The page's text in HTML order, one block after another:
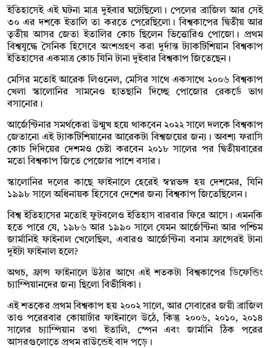
ইতিহাসেই এই ঘটনা মাত্র দুইবার ঘটেছিলো। পেলের ব্রাজিল আর সেই
৩০ এর দশকে ইতালি তা করতে পেরেছিলো। বিশ্বকাপের দ্বিতীয় আর
তৃতীয় আসর জেতা ইতালির কোচ ছিলেন ভিত্তোরিও পোজো। প্রথম
বিশ্বযুদ্ধে সৈনিক হিসেবে অংশগ্রহণ করা দুর্দান্ত ট্যাকটিশিয়ান বিশ্বকাপ
ইতিহাসের একমাত্র কোচ যিনি টানা দুইবার বিশ্বকাপ জিতেছেন।
মেসির মতোই আরেক লিওনেল, মেসির সাথে একসাথে ২০০৬ বিশ্বকাপ
খেলা স্কালোনির সামনেও হাতছানি দিচ্ছে পোজোর রেকর্ডে ভাগ
বসানোর।
আর্জেন্টিনার সমর্থকেরা উন্মুখ হয়ে থাকবেন ২০২২ সালে দলকে বিশ্বকাপ
জেতানো এই ট্যাকটিশিয়ানের আরেকটা বিশ্বজয়ের জন্য। অবশ্য ফরাসি
কোচ দিদিয়ের দেশমও চেষ্টা করবেন ২০১৮ সালের পর দ্বিতীয়বারের
মতো বিশ্বকাপ জিতে পেজোর পাশে বসার।
স্কালোনির দলের কাছে ফাইনালে হেরেই স্বপ্নভঙ্গ হয় দেশমের, যিনি
১৯৯৮ সালে অধিনায়ক হিসেবে দেশের জন্য বিশ্বকাপ জিতেছিলেন।
বিশ্ব ইতিহাসের মতোই ফুটবলেও ইতিহাস বারবার ফিরে আসে। এমনকি
হতে পারে যে, ১৯৮৬ আর ১৯৯০ সালে যেমন আর্জেন্টিনা আর পশ্চিম
জার্মানিই ফাইনাল খেলেছিল, এবারও আর্জেন্টিনা বনাম ফ্রান্সেরই টানা
দুইটা ফাইনাল হলে?
অথচ, ফ্রান্স ফাইনালে উঠার আগে এই শতকটা বিশ্বকাপের ডিফেন্ডিং
চ্যাম্পিয়ানদের জন্য ছিলো বিভীষিকা।
এই শতকের প্রথম বিশ্বকাপ হয় ২০০২ সালে, আর সেবারের জয়ী ব্রাজিল
তাও পরেরবার কোয়ার্টার ফাইনালে উঠে, কিন্তু ২০০৬, ২০১০, ২০১৪
সালের চ্যাম্পিয়ান তথা ইতালি, স্পেন এবং জার্মানি ঠিক পরের
আসরগুলোতে প্রথম রাউন্ডেই বাদ পড়ে।